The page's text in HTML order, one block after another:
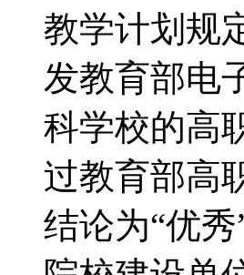
教学计划规
发教育部电
科学校的
过教育部高
结论为“优